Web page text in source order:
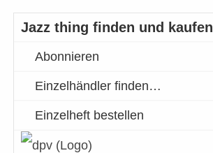
Jazz thing finden und kaufen
Abonnieren
Einzelhändler finden…
Einzelheft bestellen